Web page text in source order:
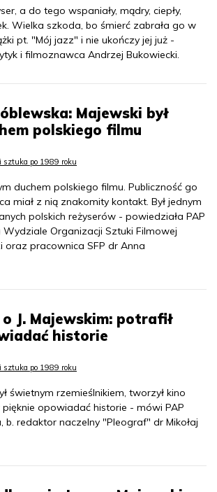
a do tego wspaniały, mądry, ciepły,
Wielka szkoda, bo śmierć zabrała go w
pt. "Mój jazz" i nie ukończy jej już -
i filmoznawca Andrzej Bukowiecki.
Majewski był
polskiego filmu
sztuka po 1989 roku
duchem polskiego filmu. Publiczność go
miał z nią znakomity kontakt. Był jednym
polskich reżyserów - powiedziała PAP
Wydziale Organizacji Sztuki Filmowej
oraz pracownica SFP dr Anna
J. Majewskim: potrafił
historie
sztuka po 1989 roku
świetnym rzemieślnikiem, tworzył kino
pięknie opowiadać historie - mówi PAP
b. redaktor naczelny "Pleograf" dr Mikołaj